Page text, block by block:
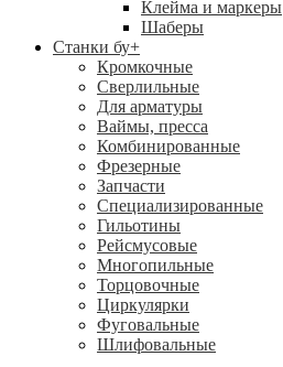
Клейма и маркеры
Шаберы
Станки бу+
Кромкочные
Сверлильные
Для арматуры
Ваймы, пресса
Комбинированные
Фрезерные
Запчасти
Специализированные
Гильотины
Рейсмусовые
Многопильные
Торцовочные
Циркулярки
Фуговальные
Шлифовальные